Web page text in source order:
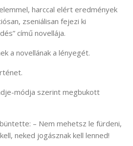
harccal elért eredmények
zseniálisan fejezi ki
című novellája.
a novellának a lényegét.
módja szerint megbukott
– Nem mehetsz le fürdeni,
neked jogásznak kell lenned!